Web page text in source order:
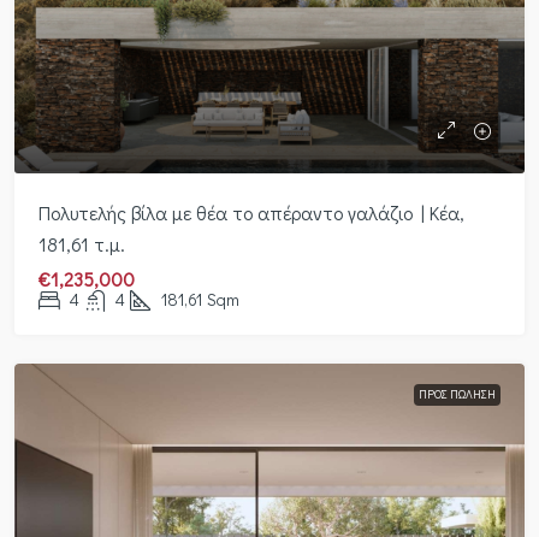
Πολυτελής βίλα με θέα το απέραντο γαλάζιο | Κέα,
181,61 τ.μ.
€1,235,000
4 4 181,61 Sqm
ΠΡΟΣ ΠΏΛΗΣΗ